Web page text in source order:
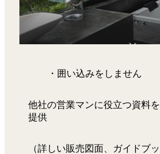
・囲い込みをしません
他社の営業マンに役立つ資料を
提供
（詳しい販売図面、ガイドブッ